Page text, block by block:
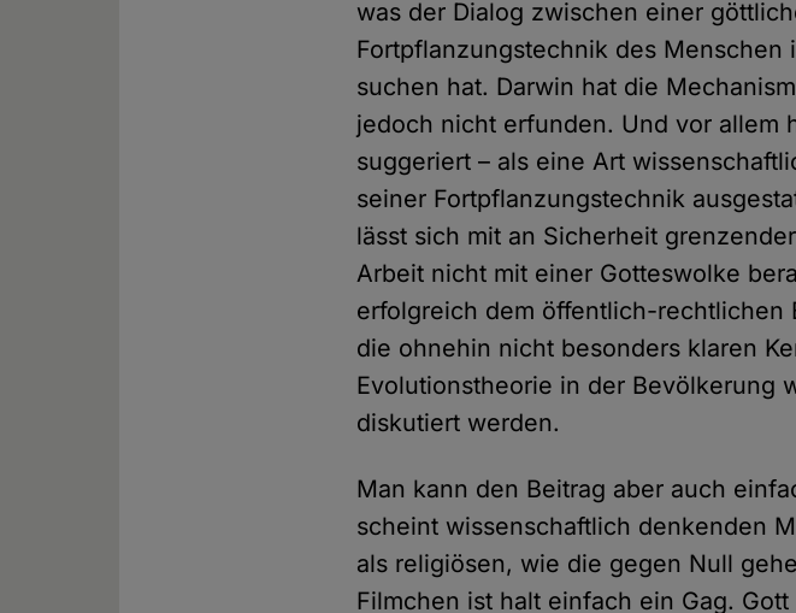
was der Dialog zwischen einer
Fortpflanzungstechnik des Menschen
suchen hat. Darwin hat die
jedoch nicht erfunden. Und vor allem
suggeriert – als eine Art
seiner Fortpflanzungstechnik
lässt sich mit an Sicherheit
Arbeit nicht mit einer Gotteswolke
erfolgreich dem öffentlich-rechtlichen
die ohnehin nicht besonders klaren
Evolutionstheorie in der Bevölkerung
diskutiert werden.
Man kann den Beitrag aber auch
scheint wissenschaftlich denkenden
als religiösen, wie die gegen Null
Filmchen ist halt einfach ein Gag.